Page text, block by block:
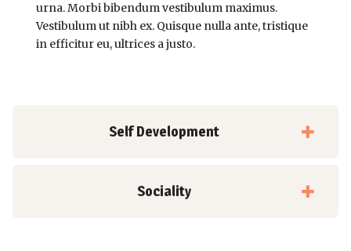
urna. Morbi bibendum vestibulum maximus.
Vestibulum ut nibh ex. Quisque nulla ante, tristique
in efficitur eu, ultrices a justo.
Self Development
Sociality